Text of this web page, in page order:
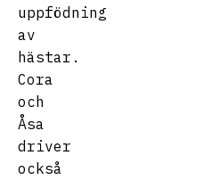
uppfödning
av
hästar.
Cora
och
Åsa
driver
också